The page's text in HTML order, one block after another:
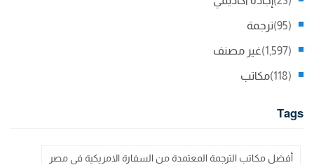
ترجمة (95)
غير مصنف (1,597)
مكاتب (118)
Tags
أفضل مكاتب الترجمة المعتمدة من السفارة الامريكية في مصر